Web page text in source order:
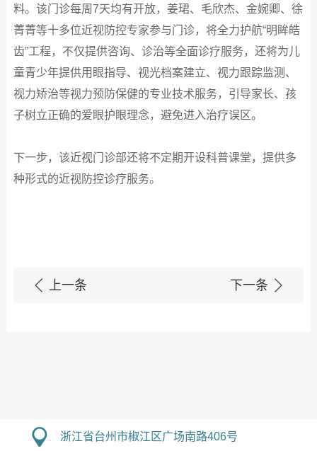
料。该门诊每周7天均有开放，姜珺、毛欣杰、金婉卿、徐
菁菁等十多位近视防控专家参与门诊，将全力护航“明眸皓
齿”工程，不仅提供咨询、诊治等全面诊疗服务，还将为儿
童青少年提供用眼指导、视光档案建立、视力跟踪监测、
视力矫治等视力预防保健的专业技术服务，引导家长、孩
子树立正确的爱眼护眼理念，避免进入治疗误区。
下一步，该近视门诊部还将不定期开设科普课堂，提供多
种形式的近视防控诊疗服务。
上一条 下一条
浙江省台州市椒江区广场南路406号